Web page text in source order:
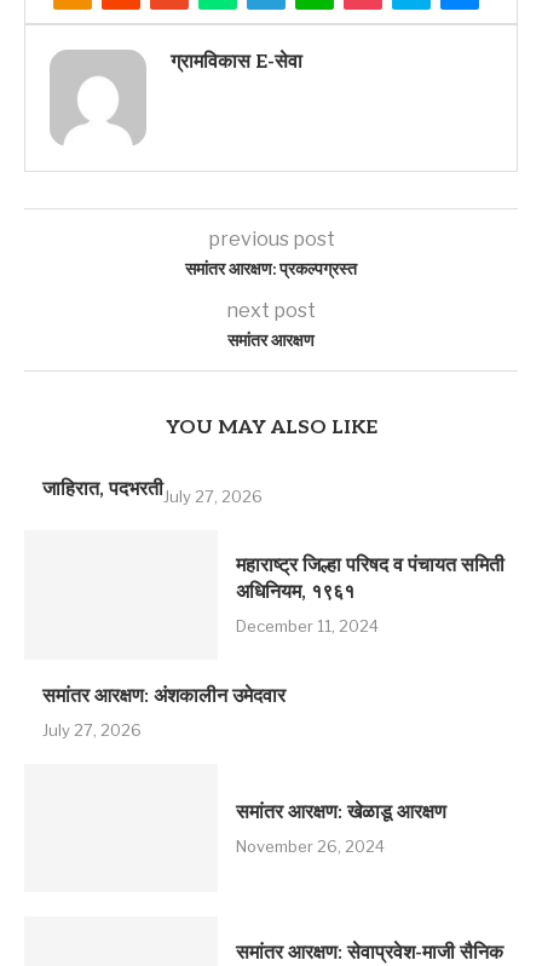
ग्रामविकास E-सेवा
previous post
समांतर आरक्षण: प्रकल्पग्रस्त
next post
समांतर आरक्षण
YOU MAY ALSO LIKE
जाहिरात, पदभरतीJuly 27, 2026
महाराष्ट्र जिल्हा परिषद व पंचायत समिती
अधिनियम, १९६१
December 11, 2024
समांतर आरक्षण: अंशकालीन उमेदवार
July 27, 2026
समांतर आरक्षण: खेळाडू आरक्षण
November 26, 2024
समांतर आरक्षण: सेवाप्रवेश-माजी सैनिक